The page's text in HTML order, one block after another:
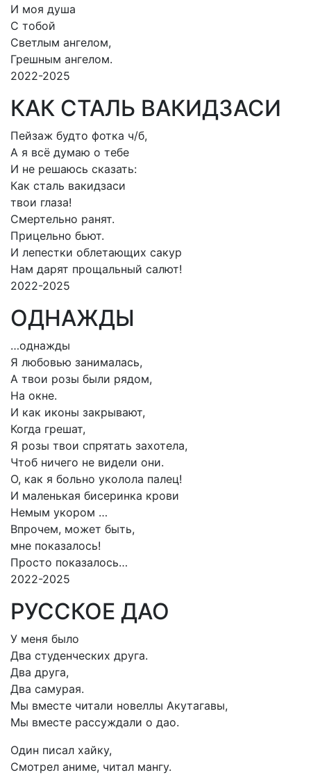
И моя душа
С тобой
Светлым ангелом,
Грешным ангелом.
2022-2025
КАК СТАЛЬ ВАКИДЗАСИ
Пейзаж будто фотка ч/б,
А я всё думаю о тебе
И не решаюсь сказать:
Как сталь вакидзаси
твои глаза!
Смертельно ранят.
Прицельно бьют.
И лепестки облетающих сакур
Нам дарят прощальный салют!
2022-2025
ОДНАЖДЫ
…однажды
Я любовью занималась,
А твои розы были рядом,
На окне.
И как иконы закрывают,
Когда грешат,
Я розы твои спрятать захотела,
Чтоб ничего не видели они.
О, как я больно уколола палец!
И маленькая бисеринка крови
Немым укором …
Впрочем, может быть,
мне показалось!
Просто показалось…
2022-2025
РУССКОЕ ДАО
У меня было
Два студенческих друга.
Два друга,
Два самурая.
Мы вместе читали новеллы Акутагавы,
Мы вместе рассуждали о дао.
Один писал хайку,
Смотрел аниме, читал мангу.